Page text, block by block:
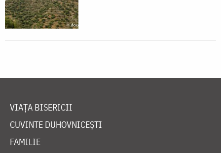
VIAȚA BISERICII
CUVINTE DUHOVNICEȘTI
FAMILIE